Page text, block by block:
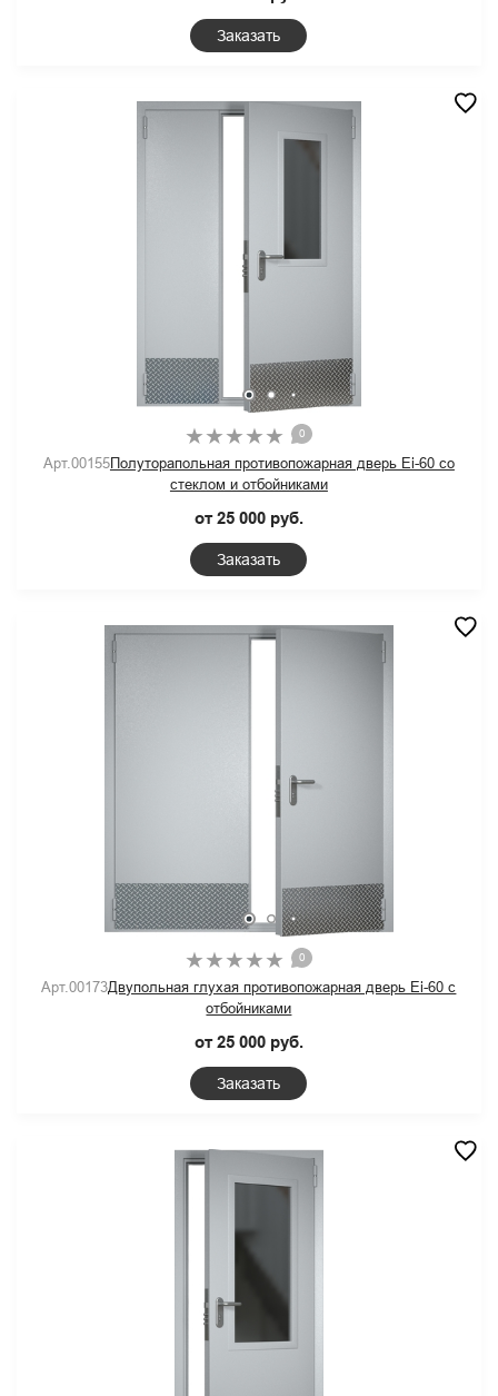
Заказать
0
Арт.00155Полуторапольная противопожарная дверь Ei-60 со
стеклом и отбойниками
от 25 000 руб.
Заказать
0
Арт.00173Двупольная глухая противопожарная дверь Ei-60 с
отбойниками
от 25 000 руб.
Заказать